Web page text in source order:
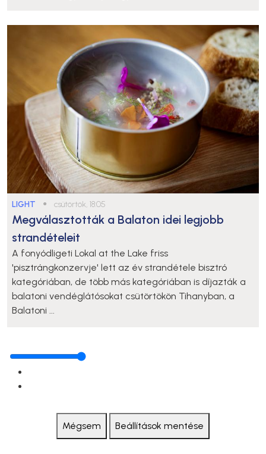
LIGHT ● csütörtök, 18:05
Megválasztották a Balaton idei legjobb
strandételeit
A fonyódligeti Lokal at the Lake friss
'pisztrángkonzervje' lett az év strandétele bisztró
kategóriában, de több más kategóriában is díjazták a
balatoni vendéglátósokat csütörtökön Tihanyban, a
Balatoni ...
Mégsem Beállítások mentése